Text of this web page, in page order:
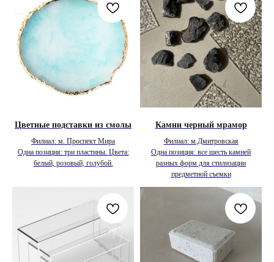
Цветные подставки из смолы
Филиал: м. Проспект Мира
Одна позиция: три пластины. Цвета:
белый, розовый, голубой.
Камни черный мрамор
Филиал: м.Дмитровская
Одна позиция: все шесть камней
разных форм для стилизации
предметной съемки